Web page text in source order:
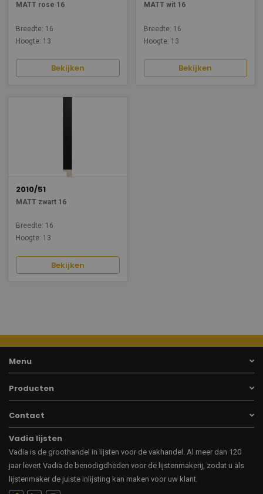
MATT rose 16
Breedte: 16
Hoogte: 13
Bekijken
MATT wit 16
Breedte: 16
Hoogte: 13
Bekijken
2010/51
MATT zwart 16
Breedte: 16
Hoogte: 13
Bekijken
Menu
Producten
Contact
Vadia lijsten
Vadia is de groothandel in lijsten voor de vakhandel. Al meer dan 120
jaar levert Vadia de benodigdheden voor de lijstenmakerij, zodat u als
lijstenmaker de juiste inlijsting kan maken voor uw klant.